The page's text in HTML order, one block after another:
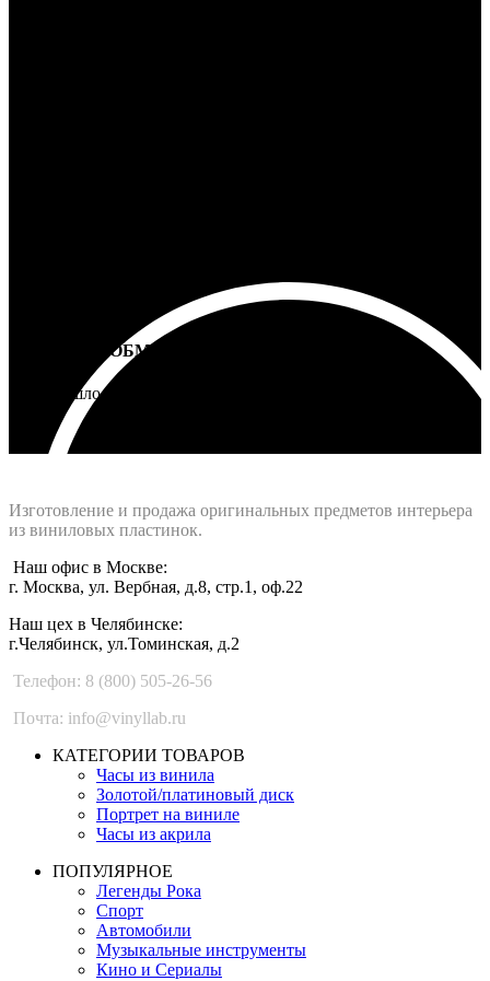
ВОЗВРАТ И ОБМЕН
Не подошло - вернем деньги
Изготовление и продажа оригинальных предметов интерьера
из виниловых пластинок.
Наш офис в Москве:
г. Москва, ул. Вербная, д.8, стр.1, оф.22
Наш цех в Челябинске:
г.Челябинск, ул.Томинская, д.2
Телефон: 8 (800) 505-26-56
Почта: info@vinyllab.ru
КАТЕГОРИИ ТОВАРОВ
Часы из винила
Золотой/платиновый диск
Портрет на виниле
Часы из акрила
ПОПУЛЯРНОЕ
Легенды Рока
Спорт
Автомобили
Музыкальные инструменты
Кино и Сериалы